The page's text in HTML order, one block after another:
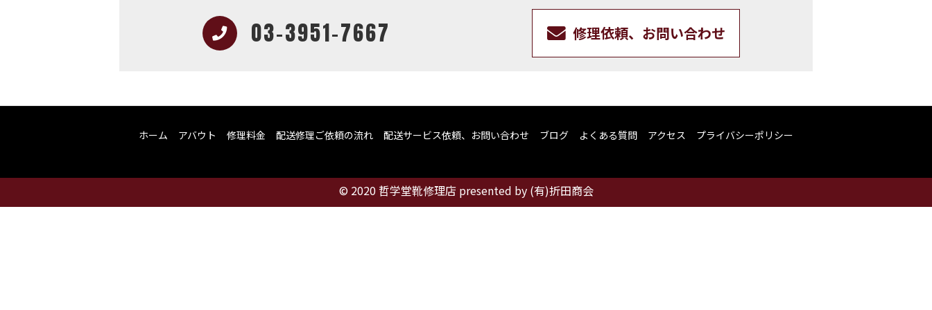
03-3951-7667 修理依頼、お問い合わせ
ホーム アバウト 修理料金 配送修理ご依頼の流れ 配送サービス依頼、お問い合わせ ブログ よくある質問 アクセス プライバシーポリシー
© 2020 哲学堂靴修理店 presented by (有)折田商会